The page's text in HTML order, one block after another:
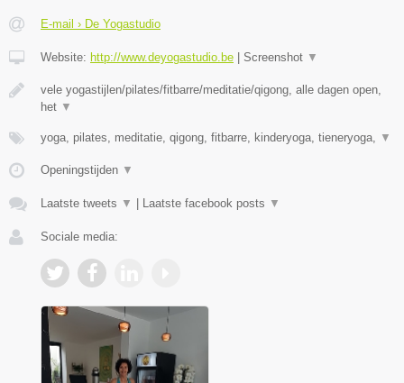
E-mail › De Yogastudio
Website: http://www.deyogastudio.be Screenshot ▼
vele yogastijlen/pilates/fitbarre/meditatie/qigong, alle dagen open,
het ▼
yoga, pilates, meditatie, qigong, fitbarre, kinderyoga, tieneryoga, ▼
Openingstijden ▼
Laatste tweets ▼ Laatste facebook posts ▼
Sociale media: